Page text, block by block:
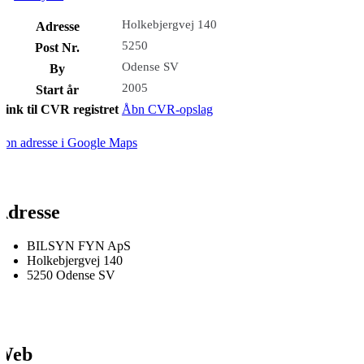
Adresse Holkebjergvej 140
Post Nr. 5250
By Odense SV
Start år 2005
til CVR registret Åbn CVR-opslag
adresse i Google Maps
BILSYN FYN ApS
Holkebjergvej 140
5250 Odense SV